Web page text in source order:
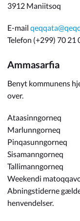
3912 Maniitsoq
E-mail
Telefon (+299) 70 21
Ammasarfia
Benyt kommunens
over.
Ataasinngorneq
Marlunngorneq
Pinqasunngorneq
Sisamanngorneq
Tallimanngorneq
Weekendi
Abningstiderne
henvendelser.